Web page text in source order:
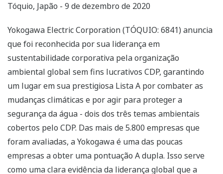
Tóquio, Japão - 9 de dezembro de 2020
Yokogawa Electric Corporation (TÓQUIO: 6841) anuncia
que foi reconhecida por sua liderança em
sustentabilidade corporativa pela organização
ambiental global sem fins lucrativos CDP, garantindo
um lugar em sua prestigiosa Lista A por combater as
mudanças climáticas e por agir para proteger a
segurança da água - dois dos três temas ambientais
cobertos pelo CDP. Das mais de 5.800 empresas que
foram avaliadas, a Yokogawa é uma das poucas
empresas a obter uma pontuação A dupla. Isso serve
como uma clara evidência da liderança global que a